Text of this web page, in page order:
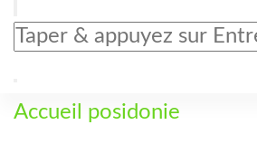
Vous
recherchiez
?
Accueil posidonie